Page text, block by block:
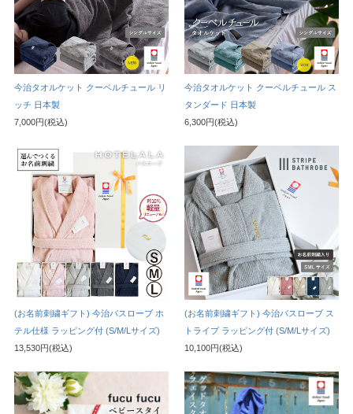
今治タオルケット クーベルチュール リ
ッチ 日本製
7,000円(税込)
今治タオルケット クーベルチュール ス
タンダード 日本製
6,300円(税込)
(お名前刺繍ギフト) 今治バスローブ ホ
テル仕様 ラッピング付 (S/M/Lサイズ)
13,530円(税込)
(お名前刺繍ギフト) 今治バスローブ ス
トライプ ラッピング付 (S/M/Lサイズ)
10,100円(税込)